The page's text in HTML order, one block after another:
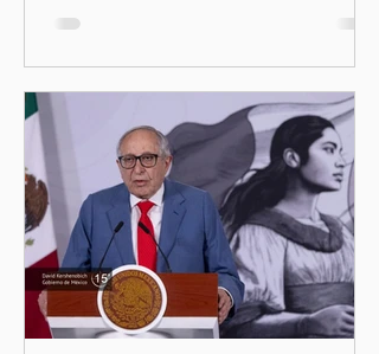
Estado amplió la revisión
de la presencia digital de
los solicitantes, mientras
Washington busca cerrar el
paso al llamado “turismo de
nacimiento” y reforzar los
controles migratorios.